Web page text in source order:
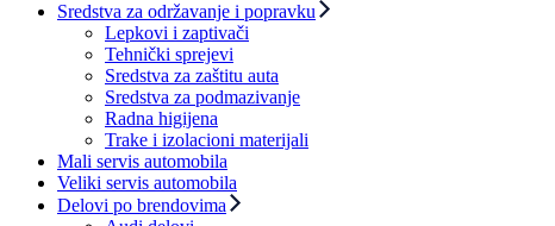
Sredstva za održavanje i popravku
Lepkovi i zaptivači
Tehnički sprejevi
Sredstva za zaštitu auta
Sredstva za podmazivanje
Radna higijena
Trake i izolacioni materijali
Mali servis automobila
Veliki servis automobila
Delovi po brendovima